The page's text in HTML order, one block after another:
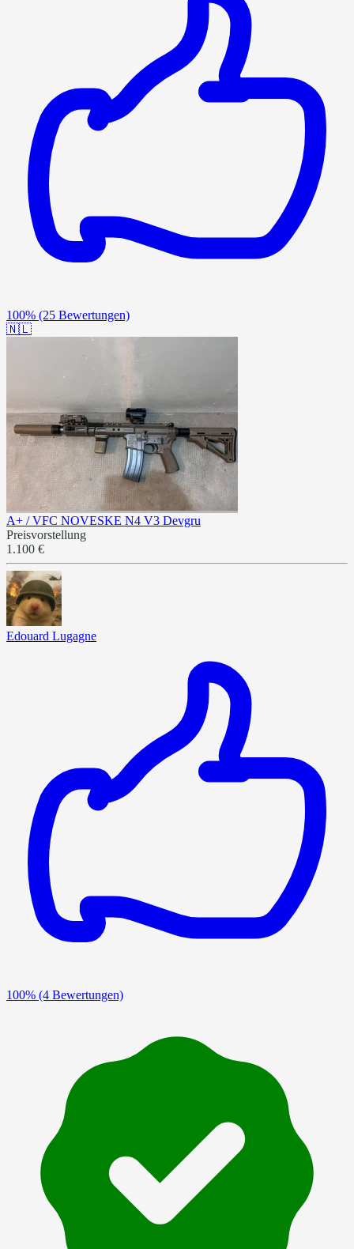
100% (25 Bewertungen)
🇳🇱
A+ / VFC NOVESKE N4 V3 Devgru
Preisvorstellung
1.100 €
Edouard Lugagne
100% (4 Bewertungen)